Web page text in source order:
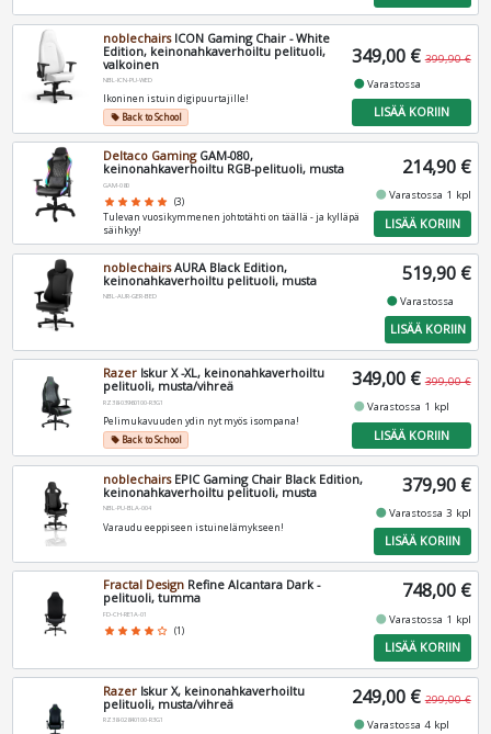
noblechairsICON Gaming Chair - White
Edition, keinonahkaverhoiltu pelituoli,
valkoinen
NBL-ICN-PU-WED
Ikoninen istuin digipuurtajille!
local_offerBack to School
349,00 € 399,90 €
fiber_manual_recordVarastossa
LISÄÄ KORIIN
Deltaco GamingGAM-080,
keinonahkaverhoiltu RGB-pelituoli, musta
GAM-080
star star star star star (3)
Tulevan vuosikymmenen johtotähti on täällä - ja kylläpä
säihkyy!
214,90 €
fiber_manual_recordVarastossa 1 kpl
LISÄÄ KORIIN
noblechairsAURA Black Edition,
keinonahkaverhoiltu pelituoli, musta
NBL-AUR-GER-BED
519,90 €
fiber_manual_recordVarastossa
LISÄÄ KORIIN
Razer Iskur X -XL, keinonahkaverhoiltu
pelituoli, musta/vihreä
RZ38-03960100-R3G1
Pelimukavuuden ydin nyt myös isompana!
local_offerBack to School
349,00 € 399,00 €
fiber_manual_recordVarastossa 1 kpl
LISÄÄ KORIIN
noblechairsEPIC Gaming Chair Black Edition,
keinonahkaverhoiltu pelituoli, musta
NBL-PU-BLA-004
Varaudu eeppiseen istuinelämykseen!
379,90 €
fiber_manual_recordVarastossa 3 kpl
LISÄÄ KORIIN
Fractal Design Refine Alcantara Dark -
pelituoli, tumma
FD-CH-RE1A-01
star star star star star_border (1)
748,00 €
fiber_manual_recordVarastossa 1 kpl
LISÄÄ KORIIN
Razer Iskur X, keinonahkaverhoiltu
pelituoli, musta/vihreä
RZ38-02840100-R3G1
249,00 € 299,00 €
fiber_manual_recordVarastossa 4 kpl